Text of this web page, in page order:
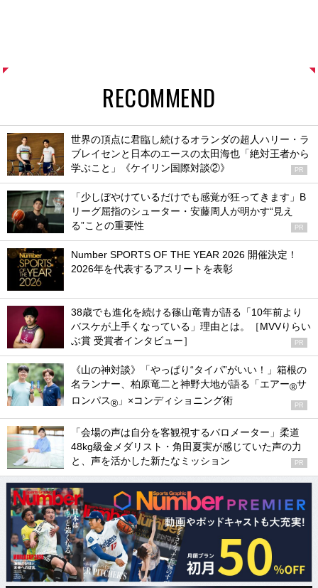
RECOMMEND
世界の頂点に君臨し続けるオランダの超人ハリー・ラ
ブレイセンと日本のエースの太田海也「絶対王者から
学ぶこと」《ケイリン国際対談②》
PR
「少しぼやけているだけでも感覚が狂ってきます」B
リーグ屈指のシューター・安藤周人が明かす“見え
る”ことの重要性
PR
Number SPORTS OF THE YEAR 2026 開催決定！
2026年を代表するアスリートを表彰
38歳でも進化を続ける篠山竜青が語る「10年前より
バスケが上手くなっている」理由とは。［MVVりらい
ぶ賞 受賞者インタビュー］
PR
《山の神対談》「やっぱり“タイパ”がいい！」箱根の
名ランナー、柏原竜二と神野大地が語る「エアー®サ
ロンパス® 」×コンディショニング術 PR
「会場の声は自分を客観視するバロメーター」柔道
48kg級金メダリスト・角田夏実が感じていた声の力
と、声を活かした新たなミッション
PR